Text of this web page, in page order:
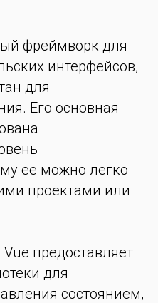
фреймворк для
интерфейсов,
для
Его основная
ее можно легко
проектами или
предоставляет
для
состоянием,